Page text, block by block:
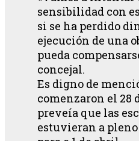
sensibilidad con
si se ha perdido
ejecución de una
pueda
concejal.
Es digno de
comenzaron el 28
preveía que las
estuvieran a